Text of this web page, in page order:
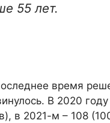
55 лет.
время
В 2020
в 2021-м – 108